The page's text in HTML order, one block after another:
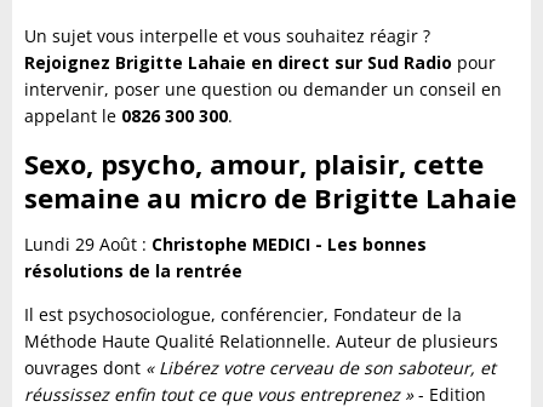
Un sujet vous interpelle et vous souhaitez réagir ?
Rejoignez Brigitte Lahaie en direct sur Sud Radio pour
intervenir, poser une question ou demander un conseil en
appelant le 0826 300 300.
Sexo, psycho, amour, plaisir, cette
semaine au micro de Brigitte Lahaie
Lundi 29 Août : Christophe MEDICI - Les bonnes
résolutions de la rentrée
Il est psychosociologue, conférencier, Fondateur de la
Méthode Haute Qualité Relationnelle. Auteur de plusieurs
ouvrages dont « Libérez votre cerveau de son saboteur, et
réussissez enfin tout ce que vous entreprenez »- Edition